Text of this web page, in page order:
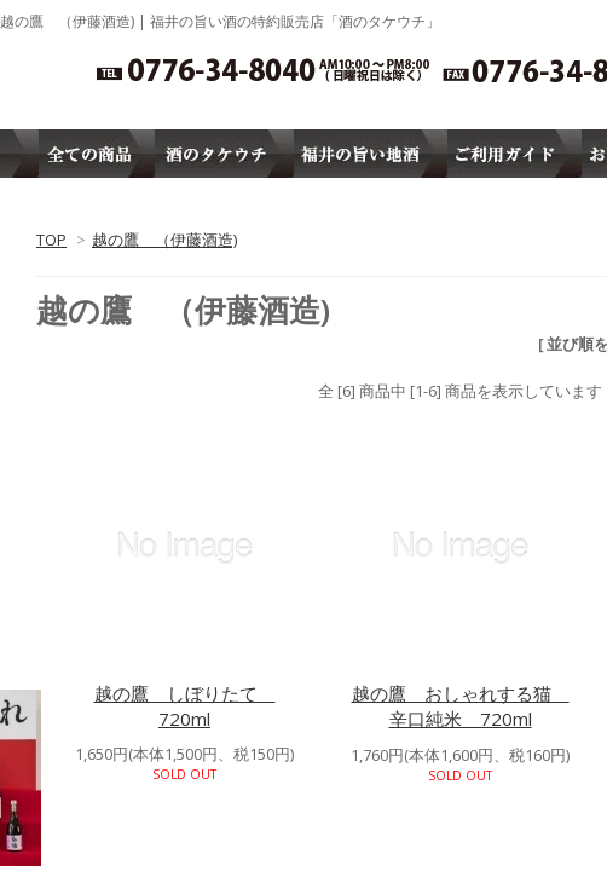
越の鷹 （伊藤酒造) | 福井の旨い酒の特約販売店「酒のタケウチ」
TOP > 越の鷹 （伊藤酒造)
越の鷹 （伊藤酒造)
[ 並び順
全 [6] 商品中 [1-6] 商品を表示しています
越の鷹 しぼりたて
720ml
1,650円(本体1,500円、税150円)
SOLD OUT
越の鷹 おしゃれする猫
辛口純米 720ml
1,760円(本体1,600円、税160円)
SOLD OUT